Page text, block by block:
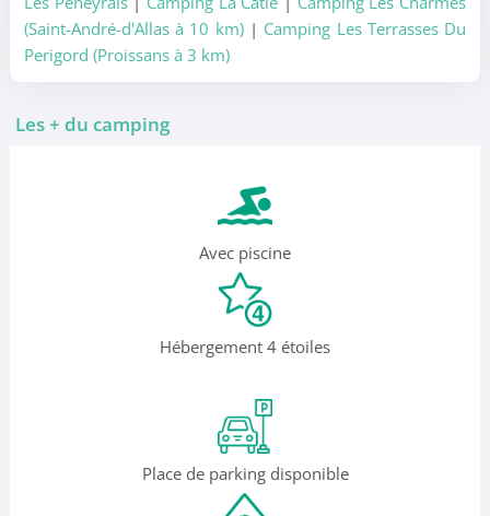
(Saint-André-d'Allas à 10 km)| Camping Les Terrasses Du
Perigord (Proissans à 3 km)
Les + du camping
Avec piscine
Hébergement 4 étoiles
Place de parking disponible